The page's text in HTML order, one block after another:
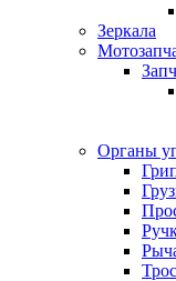
Зеркала
Органы